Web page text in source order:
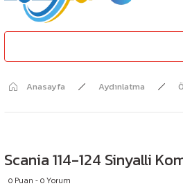
Anasayfa Aydınlatma
Scania 114-124 Sinyalli
0 Puan - 0 Yorum